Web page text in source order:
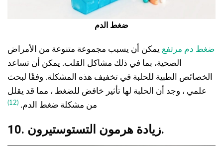
ضغط الدم
ضغط دم مرتفع يمكن أن يسبب مجموعة متنوعة من الأمراض
الصحية، بما في ذلك مشاكل القلب. يمكن أن تساعد
الخصائص الطبية للحلبة في تخفيف هذه المشكلة. وفقًا لبحث
علمي ، وجد أن الحلبة لها تأثير خافض للضغط ، مما قد يقلل
من مشكلة ضغط الدم. (12)
10. زيادة هرمون التستوستيرون.